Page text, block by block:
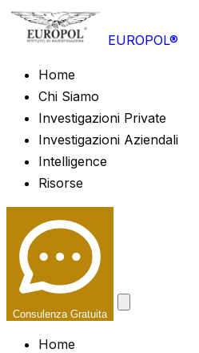
EUROPOL®
Home
Chi Siamo
Investigazioni Private
Investigazioni Aziendali
Intelligence
Risorse
Consulenza Gratuita
Home